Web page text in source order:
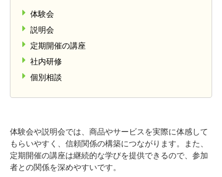
体験会
説明会
定期開催の講座
社内研修
個別相談
体験会や説明会では、商品やサービスを実際に体感して
もらいやすく、信頼関係の構築につながります。また、
定期開催の講座は継続的な学びを提供できるので、参加
者との関係を深めやすいです。